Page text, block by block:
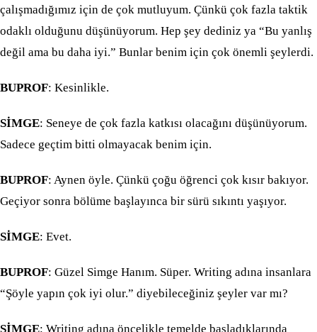
çalışmadığımız için de çok mutluyum. Çünkü çok fazla taktik
odaklı olduğunu düşünüyorum. Hep şey dediniz ya “Bu yanlış
değil ama bu daha iyi.” Bunlar benim için çok önemli şeylerdi.
BUPROF: Kesinlikle.
SİMGE: Seneye de çok fazla katkısı olacağını düşünüyorum.
Sadece geçtim bitti olmayacak benim için.
BUPROF: Aynen öyle. Çünkü çoğu öğrenci çok kısır bakıyor.
Geçiyor sonra bölüme başlayınca bir sürü sıkıntı yaşıyor.
SİMGE: Evet.
BUPROF: Güzel Simge Hanım. Süper. Writing adına insanlara
“Şöyle yapın çok iyi olur.” diyebileceğiniz şeyler var mı?
SİMGE: Writing adına öncelikle temelde başladıklarında